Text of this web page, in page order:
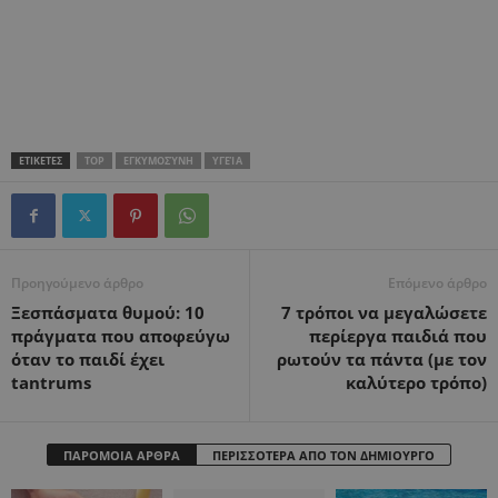
ΕΤΙΚΕΤΕΣ TOP ΕΓΚΥΜΟΣΎΝΗ ΥΓΕΊΑ
Προηγούμενο άρθρο
Ξεσπάσματα θυμού: 10
πράγματα που αποφεύγω
όταν το παιδί έχει
tantrums
Επόμενο άρθρο
7 τρόποι να μεγαλώσετε
περίεργα παιδιά που
ρωτούν τα πάντα (με τον
καλύτερο τρόπο)
ΠΑΡΟΜΟΙΑ ΑΡΘΡΑ ΠΕΡΙΣΣΟΤΕΡΑ ΑΠΟ ΤΟΝ ΔΗΜΙΟΥΡΓΟ